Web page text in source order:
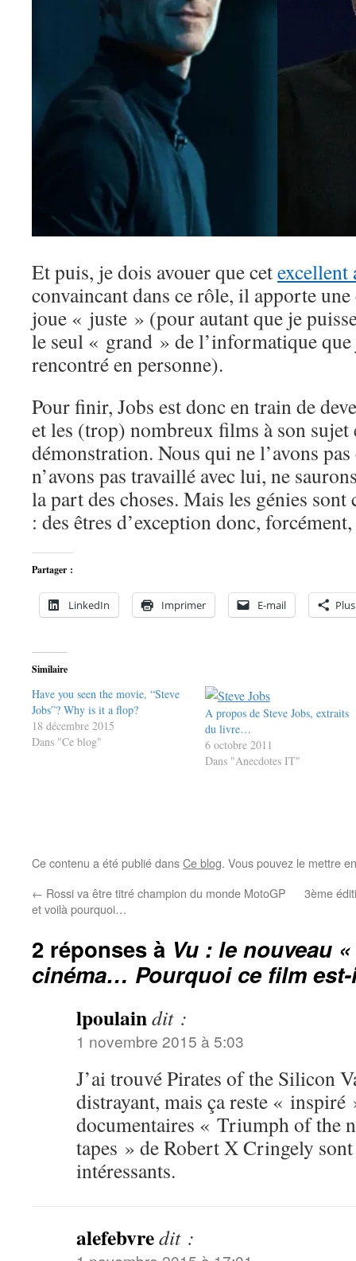
Et puis, je dois avouer que cetexcellent
convaincant dans ce rôle, il apporte
joue « juste » (pour autant que je
le seul « grand » de l’informatique que
rencontré en personne).
Pour finir, Jobs est donc en train de
et les (trop) nombreux films à son sujet
démonstration. Nous qui ne l’avons
n’avons pas travaillé avec lui, ne
la part des choses. Mais les génies
: des êtres d’exception donc,
Partager :
LinkedIn Imprimer E-mail Plus
Similaire
Have you seen the movie, “Steve
Jobs”? Why is it a flop?
18 décembre 2015
Dans "Ce blog"
A propos de Steve Jobs, extraits
du livre…
6 octobre 2011
Dans "Anecdotes IT"
Ce contenu a été publié dansCe blog. Vous pouvez le mettre
← Rossi va être titré champion du monde MotoGP
et voilà pourquoi…
3ème
2 réponses à Vu : le nouveau
cinéma… Pourquoi ce film
lpoulaindit :
1 novembre 2015 à 5:03
J’ai trouvé Pirates of the Silicon
distrayant, mais ça reste « inspiré
documentaires « Triumph of the
tapes » de Robert X Cringely
intéressants.
alefebvredit :